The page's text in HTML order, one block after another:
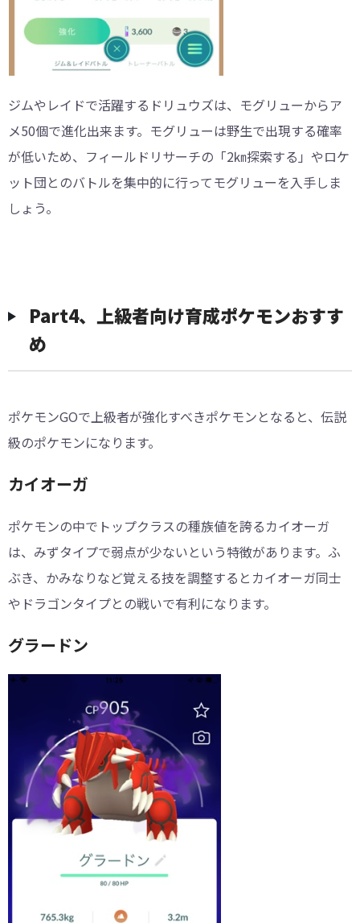
ジムやレイドで活躍するドリュウズは、モグリューからア
メ50個で進化出来ます。モグリューは野生で出現する確率
が低いため、フィールドリサーチの「2㎞探索する」やロケ
ット団とのバトルを集中的に行ってモグリューを入手しま
しょう。
︎︎Part4、上級者向け育成ポケモンおすす
め
ポケモンGOで上級者が強化すべきポケモンとなると、伝説
級のポケモンになります。
カイオーガ
ポケモンの中でトップクラスの種族値を誇るカイオーガ
は、みずタイプで弱点が少ないという特徴があります。ふ
ぶき、かみなりなど覚える技を調整するとカイオーガ同士
やドラゴンタイプとの戦いで有利になります。
グラードン